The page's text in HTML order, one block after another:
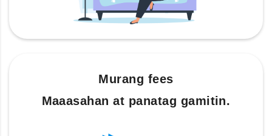
Murang fees
Maaasahan at panatag gamitin.